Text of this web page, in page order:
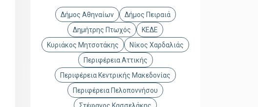
Δήμος Αθηναίων
Δήμος Πειραιά
Δημήτρης Πτωχός
ΚΕΔΕ
Κυριάκος Μητσοτάκης
Νίκος Χαρδαλιάς
Περιφέρεια Αττικής
Περιφέρεια Κεντρικής Μακεδονίας
Περιφέρεια Πελοποννήσου
Στέφανος Κασσελάκης